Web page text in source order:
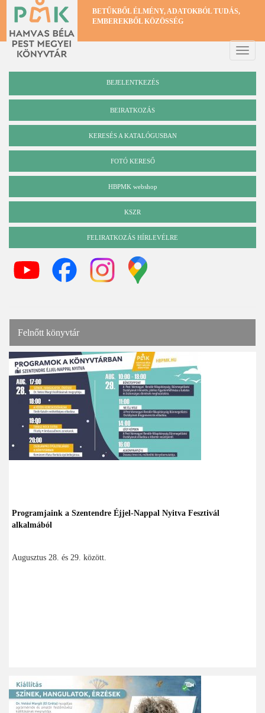
Ugrás
tartalomra
BETŰKBŐL ÉLMÉNY, ADATOKBÓL TUDÁS,
EMBEREKBŐL KÖZÖSSÉG
Toggle
BEJELENTKEZÉS
BEIRATKOZÁS
Katalógus
KERESÉS A KATALÓGUSBAN
FOTÓ KERESŐ
HBPMK webshop
KSZR
FELIRATKOZÁS HÍRLEVÉLRE
Felnőtt könyvtár
Programjaink a Szentendre Éjjel-Nappal Nyitva Fesztivál
alkalmából
Augusztus 28. és 29. között.